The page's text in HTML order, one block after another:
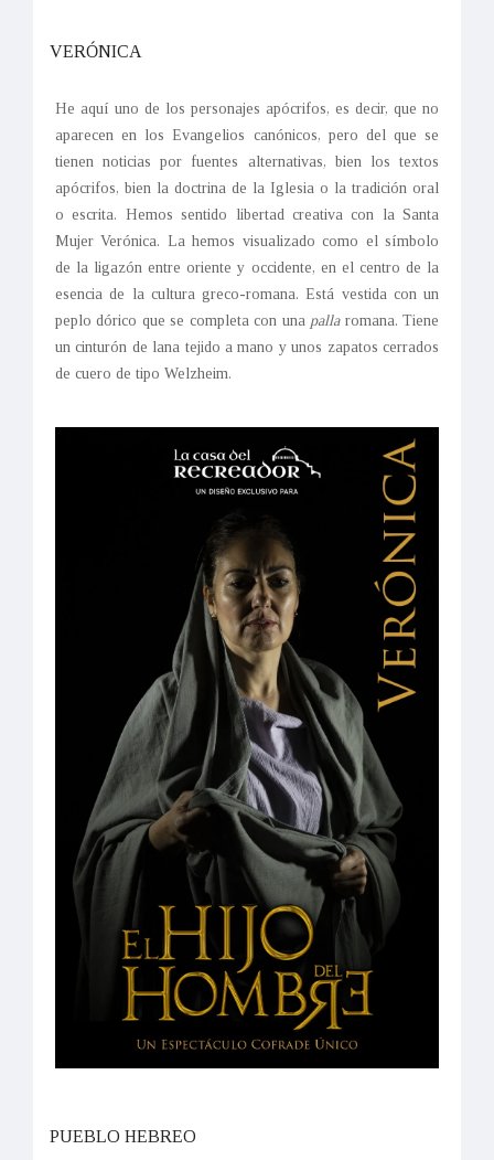
VERÓNICA
He aquí uno de los personajes apócrifos, es decir, que no
aparecen en los Evangelios canónicos, pero del que se
tienen noticias por fuentes alternativas, bien los textos
apócrifos, bien la doctrina de la Iglesia o la tradición oral
o escrita. Hemos sentido libertad creativa con la Santa
Mujer Verónica. La hemos visualizado como el símbolo
de la ligazón entre oriente y occidente, en el centro de la
esencia de la cultura greco-romana. Está vestida con un
peplo dórico que se completa con una palla romana. Tiene
un cinturón de lana tejido a mano y unos zapatos cerrados
de cuero de tipo Welzheim.
PUEBLO HEBREO